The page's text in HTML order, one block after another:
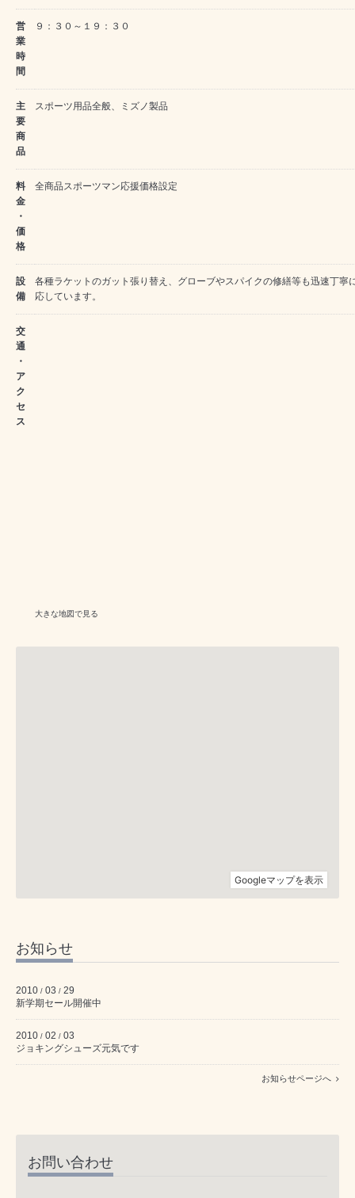
営
業
時
間
９：３０～１９：３０
主
要
商
品
スポーツ用品全般、ミズノ製品
料
金
・
価
格
全商品スポーツマン応援価格設定
設
備
各種ラケットのガット張り替え、グローブやスパイクの修繕等も迅速丁寧
応しています。
交
通
・
ア
ク
セ
ス
大きな地図で見る
お知らせ
2010 / 03 / 29
新学期セール開催中
2010 / 02 / 03
ジョキングシューズ元気です
お知らせページへ
お問い合わせ